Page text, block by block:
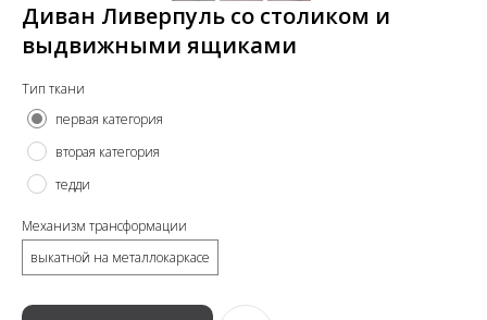
Диван Ливерпуль со столиком и
выдвижными ящиками
Тип ткани
первая категория
вторая категория
тедди
Механизм трансформации
выкатной на металлокаркасе